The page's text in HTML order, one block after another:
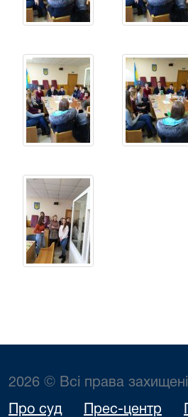
2026 © Всі права захищені
Про суд Прес-центр